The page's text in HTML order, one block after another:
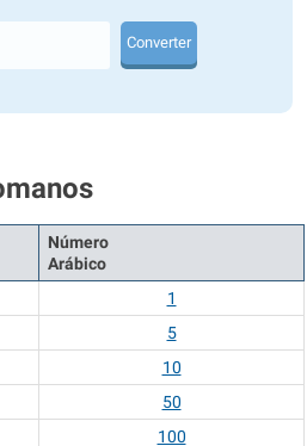
Converter
Número
Arábico
1
5
10
50
100